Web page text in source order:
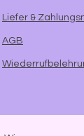
Liefer &
AGB